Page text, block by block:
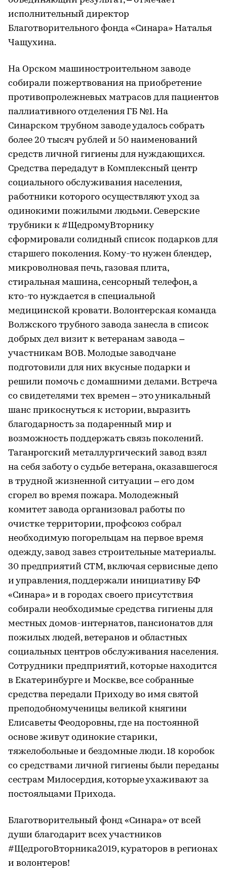
исполнительный директор
Благотворительного фонда «Синара» Наталья
Чащухина.
На Орском машиностроительном заводе
собирали пожертвования на приобретение
противопролежневых матрасов для пациентов
паллиативного отделения ГБ №1. На
Синарском трубном заводе удалось собрать
более 20 тысяч рублей и 50 наименований
средств личной гигиены для нуждающихся.
Средства передадут в Комплексный центр
социального обслуживания населения,
работники которого осуществляют уход за
одинокими пожилыми людьми. Северские
трубники к #ЩедромуВторнику
сформировали солидный список подарков для
старшего поколения. Кому-то нужен блендер,
микроволновая печь, газовая плита,
стиральная машина, сенсорный телефон, а
кто-то нуждается в специальной
медицинской кровати. Волонтерская команда
Волжского трубного завода занесла в список
добрых дел визит к ветеранам завода –
участникам ВОВ. Молодые заводчане
подготовили для них вкусные подарки и
решили помочь с домашними делами. Встреча
со свидетелями тех времен – это уникальный
шанс прикоснуться к истории, выразить
благодарность за подаренный мир и
возможность поддержать связь поколений.
Таганрогский металлургический завод взял
на себя заботу о судьбе ветерана, оказавшегося
в трудной жизненной ситуации – его дом
сгорел во время пожара. Молодежный
комитет завода организовал работы по
очистке территории, профсоюз собрал
необходимую погорельцам на первое время
одежду, завод завез строительные материалы.
30 предприятий СТМ, включая сервисные депо
и управления, поддержали инициативу БФ
«Синара» и в городах своего присутствия
собирали необходимые средства гигиены для
местных домов-интернатов, пансионатов для
пожилых людей, ветеранов и областных
социальных центров обслуживания населения.
Сотрудники предприятий, которые находится
в Екатеринбурге и Москве, все собранные
средства передали Приходу во имя святой
преподобномученицы великой княгини
Елисаветы Феодоровны, где на постоянной
основе живут одинокие старики,
тяжелобольные и бездомные люди. 18 коробок
со средствами личной гигиены были переданы
сестрам Милосердия, которые ухаживают за
постояльцами Прихода.
Благотворительный фонд «Синара» от всей
души благодарит всех участников
#ЩедрогоВторника2019, кураторов в регионах
и волонтеров!